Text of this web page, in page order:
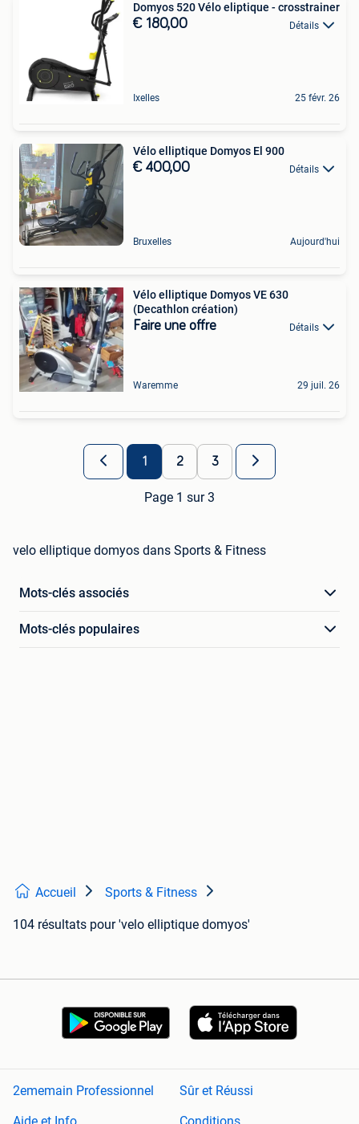
Domyos 520 Vélo eliptique - crosstrainer
€ 180,00 Détails
Ixelles 25 févr. 26
Vélo elliptique Domyos El 900
€ 400,00 Détails
Bruxelles Aujourd'hui
Vélo elliptique Domyos VE 630
(Decathlon création)
Faire une offre Détails
Waremme 29 juil. 26
1 2 3
Page 1 sur 3
velo elliptique domyos dans Sports & Fitness
Mots-clés associés
Mots-clés populaires
Accueil Sports & Fitness
104 résultats pour 'velo elliptique domyos'
2ememain Professionnel
Sûr et Réussi